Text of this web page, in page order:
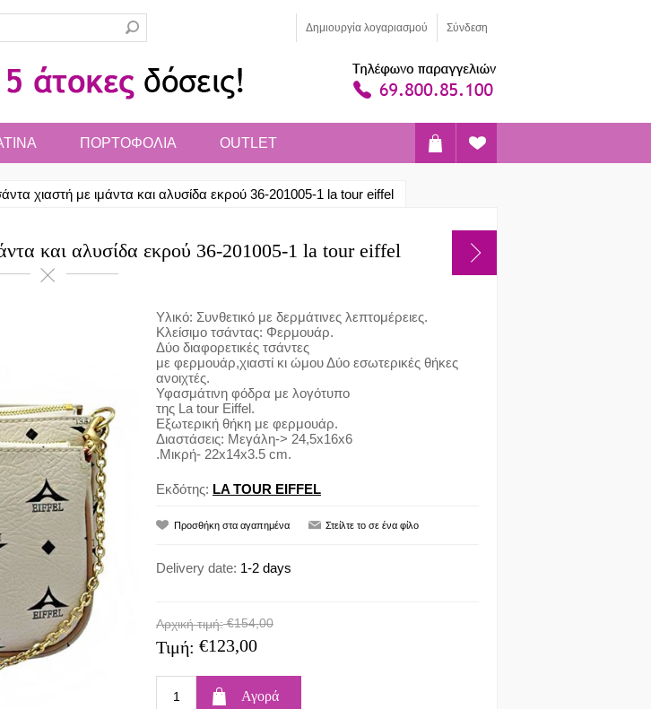
Δημιoυργία λογαριασμού Σύνδεση
ΠΟΡΤΟΦΟΛΙΑ OUTLET
χιαστή με ιμάντα και αλυσίδα εκρού 36-201005-1 la tour eiffel
και αλυσίδα εκρού 36-201005-1 la tour eiffel
Υλικό: Συνθετικό με δερμάτινες λεπτομέρειες.
Κλείσιμο τσάντας: Φερμουάρ.
Δύο διαφορετικές τσάντες
με φερμουάρ,χιαστί κι ώμου Δύο εσωτερικές θήκες
ανοιχτές.
Υφασμάτινη φόδρα με λογότυπο
της La tour Eiffel.
Εξωτερική θήκη με φερμουάρ.
Διαστάσεις: Μεγάλη-> 24,5x16x6
.Μικρή- 22x14x3.5 cm.
Εκδότης: LA TOUR EIFFEL
Delivery date: 1-2 days
Αρχική τιμή: €154,00
Τιμή: €123,00